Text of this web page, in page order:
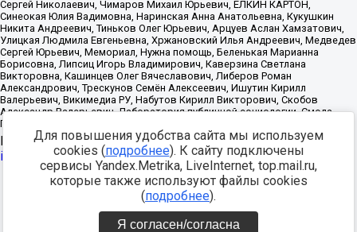
Источник:https://minjust.gov.ru/uploaded/files/reestr-
inostrannyih-agentov-22-03-2024.pdfданные на22.03.2024
Разработка -
Для повышения удобства сайта мы используем
cookies (подробнее). К сайту подключены
сервисы Yandex.Metrika, LiveInternet, top.mail.ru,
которые также используют файлы cookies
(подробнее).
Я согласен/согласна